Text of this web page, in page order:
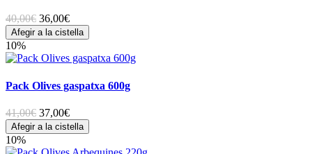
40,00€ 36,00€
Afegir a la cistella
10%
Pack Olives gaspatxa 600g
41,00€ 37,00€
Afegir a la cistella
10%